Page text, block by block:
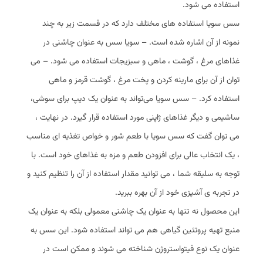
استفاده می ‌شود.
سس سویا استفاده ‌های مختلف دارد که در قسمت زیر به چند
نمونه از آن اشاره شده است. – سویا سس به عنوان چاشنی در
غذاهای مرغ ، گوشت ، ماهی و سبزیجات استفاده می‌ شود. – می
‌توان از آن برای مارینه کردن و پخت مرغ ، گوشت قرمز و ماهی
استفاده کرد. – سس سویا می‌تواند به عنوان یک دیپ برای سوشی،
ساشیمی و دیگر غذاهای ژاپنی مورد استفاده قرار گیرد. در نهایت ،
می ‌توان گفت که سس سویا با طعم شور و خواص تغذیه‌ ای مناسب
، یک انتخاب عالی برای افزودن طعم و مزه به غذاهای خود است. با
توجه به سلیقه شما ، می‌ توانید مقدار استفاده از آن را تنظیم کنید و
در تجربه ‌ی آشپزی خود از آن بهره‌ ببرید.
این محصول نه تنها به عنوان یک چاشنی معمولی بلکه به عنوان یک
منبع تهیه پروتئین گیاهی هم می ‌تواند استفاده شود. این سس به
عنوان یک نوع فیتواستروژن شناخته می ‌شوند و ممکن است در